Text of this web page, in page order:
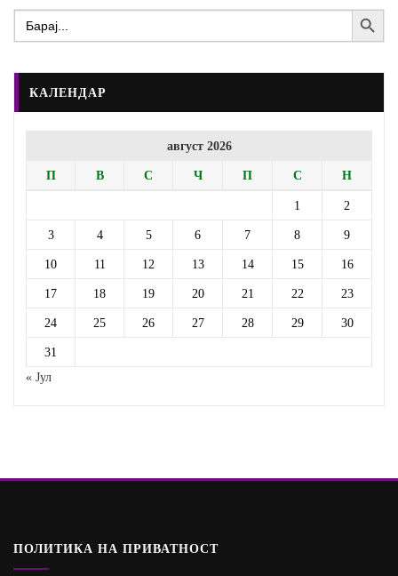
Search
for:
Search Button
КАЛЕНДАР
август 2026
П В С Ч П С Н
1 2
3 4 5 6 7 8 9
10 11 12 13 14 15 16
17 18 19 20 21 22 23
24 25 26 27 28 29 30
31
« Јул
ПОЛИТИКА НА ПРИВАТНОСТ